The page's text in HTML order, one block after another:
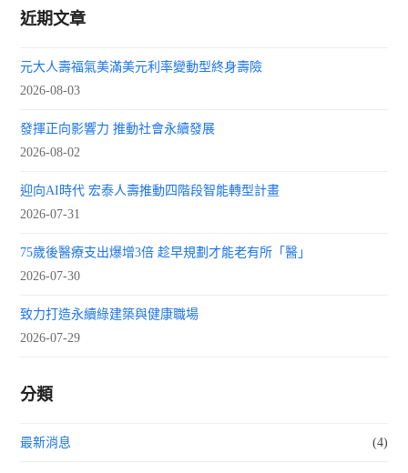
近期文章
元大人壽福氣美滿美元利率變動型終身壽險
2026-08-03
發揮正向影響力 推動社會永續發展
2026-08-02
迎向AI時代 宏泰人壽推動四階段智能轉型計畫
2026-07-31
75歲後醫療支出爆增3倍 趁早規劃才能老有所「醫」
2026-07-30
致力打造永續綠建築與健康職場
2026-07-29
分類
最新消息 (4)